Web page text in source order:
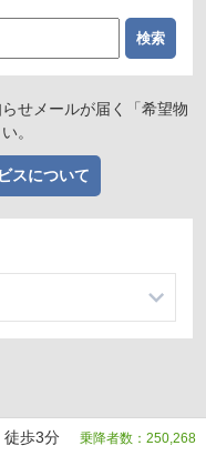
せメールが届く「希望物
。
スについて
一覧
徒歩3分 乗降者数：250,268